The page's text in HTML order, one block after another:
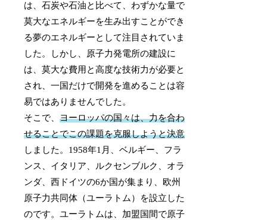
は、石炭や石油と比べて、わずかな量で
莫大なエネルギーを生み出すことができ
る夢のエネルギーとして注目されていま
した。しかし、原子力発電所の建設に
は、莫大な費用と高度な技術力が必要と
され、一国だけで開発を進めることは容
易ではありませんでした。
そこで、ヨーロッパの国々は、力を合わ
せることでこの課題を克服しようと決意
しました。1958年1月、ベルギー、フラ
ンス、イタリア、ルクセンブルク、オラ
ンダ、西ドイツの6か国が集まり、欧州
原子力共同体（ユーラトム）を設立した
のです。ユーラトムは、加盟国間で原子